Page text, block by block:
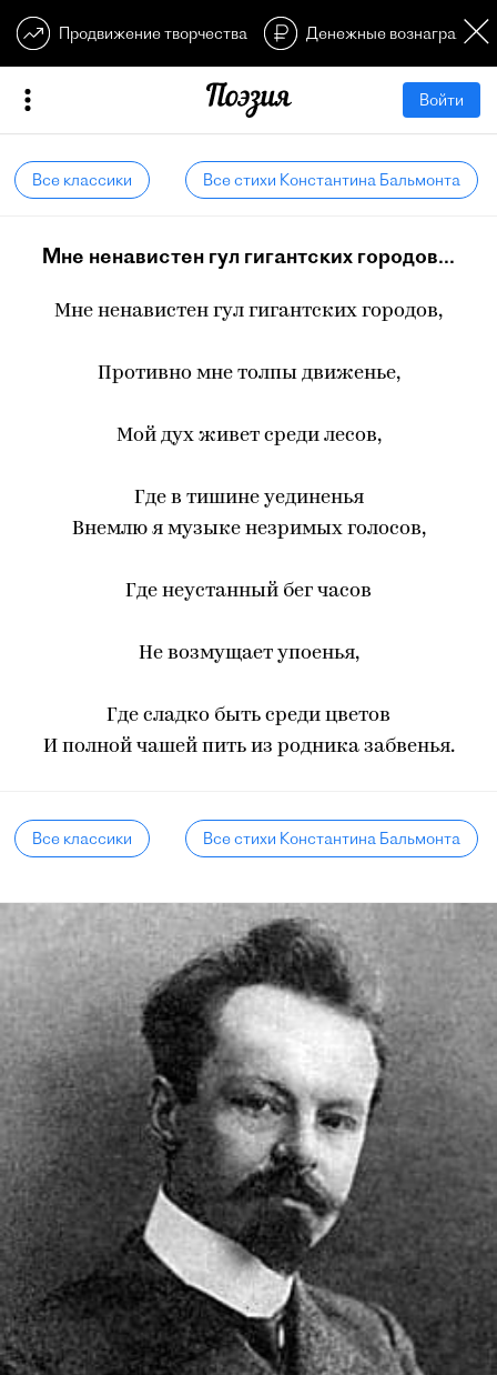
Продвижение творчества Денежные
Войти
Все классики Все стихи Константина Бальмонта
Мне ненавистен гул гигантских городов...
Мне ненавистен гул гигантских городов,
Противно мне толпы движенье,
Мой дух живет среди лесов,
Где в тишине уединенья
Внемлю я музыке незримых голосов,
Где неустанный бег часов
Не возмущает упоенья,
Где сладко быть среди цветов
И полной чашей пить из родника забвенья.
Все классики Все стихи Константина Бальмонта